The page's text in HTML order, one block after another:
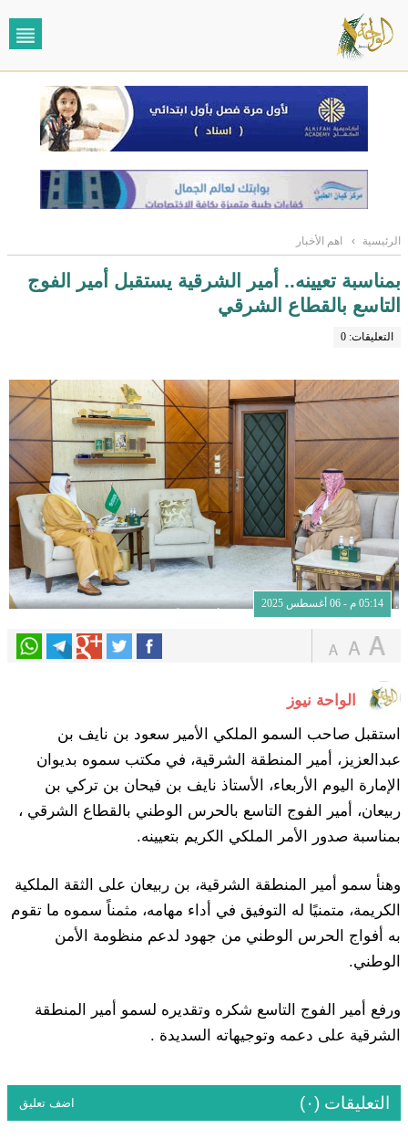
الرئيسية › اهم الأخبار
بمناسبة تعيينه.. أمير الشرقية يستقبل أمير الفوج
التاسع بالقطاع الشرقي
التعليقات: 0
05:14 م - 06 أغسطس 2025
الواحة نيوز
استقبل صاحب السمو الملكي الأمير سعود بن نايف بن
عبدالعزيز، أمير المنطقة الشرقية، في مكتب سموه بديوان
الإمارة اليوم الأربعاء، الأستاذ نايف بن فيحان بن تركي بن
ربيعان، أمير الفوج التاسع بالحرس الوطني بالقطاع الشرقي ،
بمناسبة صدور الأمر الملكي الكريم بتعيينه.
وهنأ سمو أمير المنطقة الشرقية، بن ربيعان على الثقة الملكية
الكريمة، متمنيًا له التوفيق في أداء مهامه، مثمناً سموه ما تقوم
به أفواج الحرس الوطني من جهود لدعم منظومة الأمن
الوطني.
ورفع أمير الفوج التاسع شكره وتقديره لسمو أمير المنطقة
الشرقية على دعمه وتوجيهاته السديدة .
التعليقات (٠) اضف تعليق